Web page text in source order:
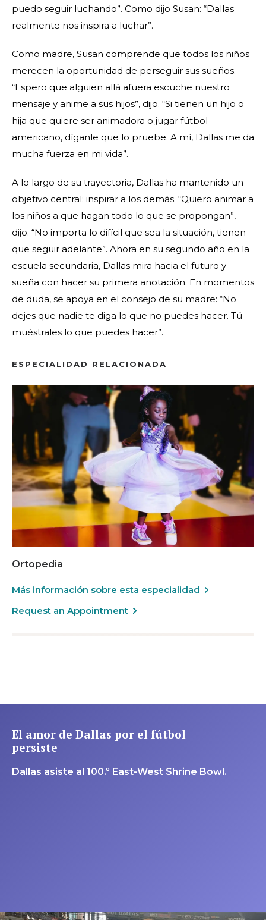
puedo seguir luchando”. Como dijo Susan: “Dallas
realmente nos inspira a luchar”.
Como madre, Susan comprende que todos los niños
merecen la oportunidad de perseguir sus sueños.
“Espero que alguien allá afuera escuche nuestro
mensaje y anime a sus hijos”, dijo. “Si tienen un hijo o
hija que quiere ser animadora o jugar fútbol
americano, díganle que lo pruebe. A mí, Dallas me da
mucha fuerza en mi vida”.
A lo largo de su trayectoria, Dallas ha mantenido un
objetivo central: inspirar a los demás. “Quiero animar a
los niños a que hagan todo lo que se propongan”,
dijo. “No importa lo difícil que sea la situación, tienen
que seguir adelante”. Ahora en su segundo año en la
escuela secundaria, Dallas mira hacia el futuro y
sueña con hacer su primera anotación. En momentos
de duda, se apoya en el consejo de su madre: “No
dejes que nadie te diga lo que no puedes hacer. Tú
muéstrales lo que puedes hacer”.
ESPECIALIDAD RELACIONADA
Ortopedia
Más información sobre esta especialidad
Request an Appointment
El amor de Dallas por el fútbol
persiste
Dallas asiste al 100.º East-West Shrine Bowl.